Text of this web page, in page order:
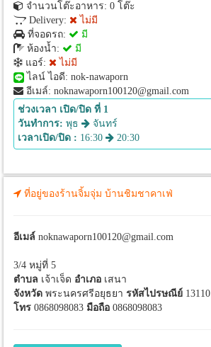
จำนวนโต๊ะอาหาร: 0 โต๊ะ
Delivery: ไม่มี
ที่จอดรถ: มี
ห้องน้ำ: มี
แอร์: ไม่มี
ไลน์ ไอดี: nok-nawaporn
อีเมล์: noknawaporn100120@gmail.com
ช่วงเวลา เปิด/ปิด ที่ 1
วันทำการ: พุธ
จันทร์
เวลาเปิด/ปิด : 16:30 20:30
ที่อยู่ของร้านจิ้มจุ่ม บ้านชิมชาคาเฟ่
อีเมล์ noknawaporn100120@gmail.com
3/4 หมู่ที่ 5
ตำบล เจ้าเจ็ด อำเภอ เสนา
จังหวัด พระนครศรีอยุธยา รหัสไปรษณีย์ 13110
โทร 0868098083 มือถือ 0868098083